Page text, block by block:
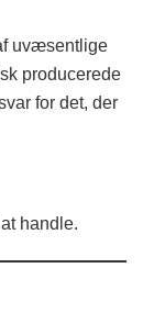
uvæsentlige
producerede
for det, der
handle.